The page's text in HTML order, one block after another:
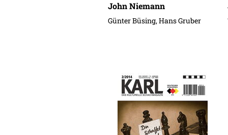
John Niemann
Günter Büsing, Hans Gruber